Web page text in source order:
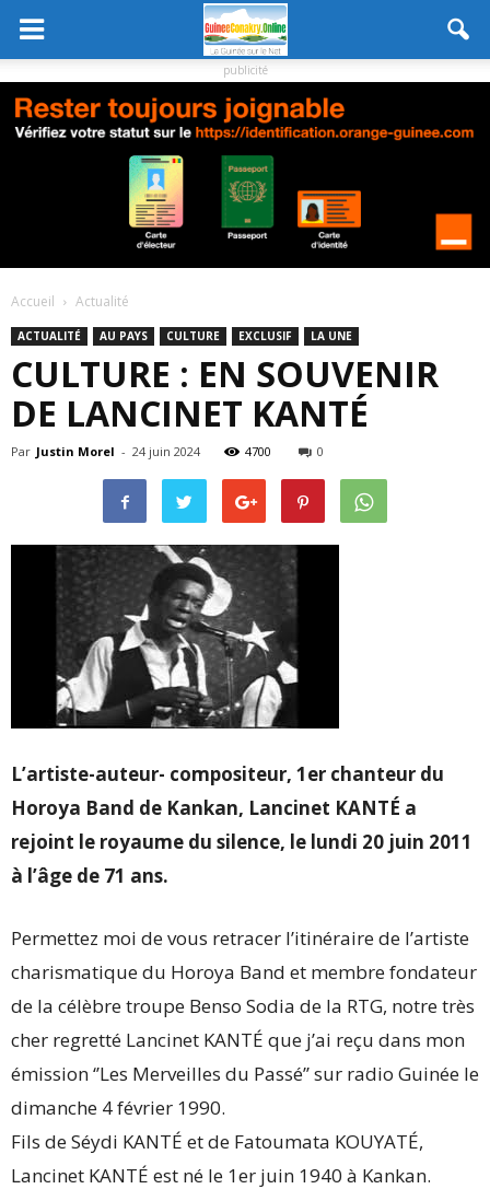
publicité
Accueil Actualité
ACTUALITÉ AU PAYS CULTURE EXCLUSIF LA UNE
CULTURE : EN SOUVENIR
DE LANCINET KANTÉ
Par Justin Morel - 24 juin 2024 4700 0
L’artiste-auteur- compositeur, 1er chanteur du
Horoya Band de Kankan, Lancinet KANTÉ a
rejoint le royaume du silence, le lundi 20 juin 2011
à l’âge de 71 ans.
Permettez moi de vous retracer l’itinéraire de l’artiste
charismatique du Horoya Band et membre fondateur
de la célèbre troupe Benso Sodia de la RTG, notre très
cher regretté Lancinet KANTÉ que j’ai reçu dans mon
émission ‘’Les Merveilles du Passé’’ sur radio Guinée le
dimanche 4 février 1990.
Fils de Séydi KANTÉ et de Fatoumata KOUYATÉ,
Lancinet KANTÉ est né le 1er juin 1940 à Kankan.